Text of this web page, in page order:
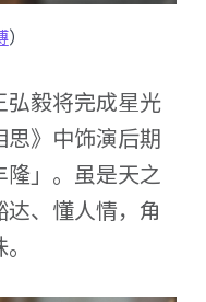
）
毅将完成星光
》中饰演后期
」。虽是天之
、懂人情，角